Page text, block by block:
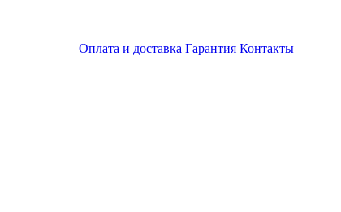
Оплата и доставка Гарантия Контакты